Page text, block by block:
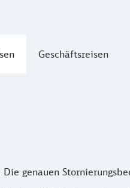
Geschäftsreisen
genauen